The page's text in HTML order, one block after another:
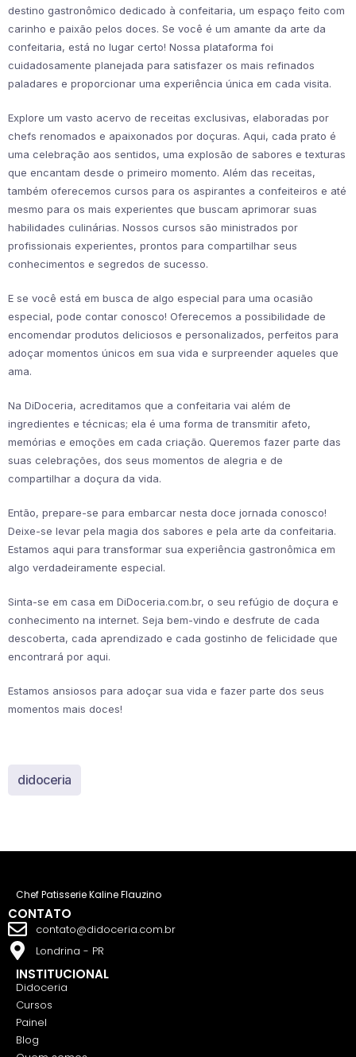
destino gastronômico dedicado à confeitaria, um espaço feito com
carinho e paixão pelos doces. Se você é um amante da arte da
confeitaria, está no lugar certo! Nossa plataforma foi
cuidadosamente planejada para satisfazer os mais refinados
paladares e proporcionar uma experiência única em cada visita.
Explore um vasto acervo de receitas exclusivas, elaboradas por
chefs renomados e apaixonados por doçuras. Aqui, cada prato é
uma celebração aos sentidos, uma explosão de sabores e texturas
que encantam desde o primeiro momento. Além das receitas,
também oferecemos cursos para os aspirantes a confeiteiros e até
mesmo para os mais experientes que buscam aprimorar suas
habilidades culinárias. Nossos cursos são ministrados por
profissionais experientes, prontos para compartilhar seus
conhecimentos e segredos de sucesso.
E se você está em busca de algo especial para uma ocasião
especial, pode contar conosco! Oferecemos a possibilidade de
encomendar produtos deliciosos e personalizados, perfeitos para
adoçar momentos únicos em sua vida e surpreender aqueles que
ama.
Na DiDoceria, acreditamos que a confeitaria vai além de
ingredientes e técnicas; ela é uma forma de transmitir afeto,
memórias e emoções em cada criação. Queremos fazer parte das
suas celebrações, dos seus momentos de alegria e de
compartilhar a doçura da vida.
Então, prepare-se para embarcar nesta doce jornada conosco!
Deixe-se levar pela magia dos sabores e pela arte da confeitaria.
Estamos aqui para transformar sua experiência gastronômica em
algo verdadeiramente especial.
Sinta-se em casa em DiDoceria.com.br, o seu refúgio de doçura e
conhecimento na internet. Seja bem-vindo e desfrute de cada
descoberta, cada aprendizado e cada gostinho de felicidade que
encontrará por aqui.
Estamos ansiosos para adoçar sua vida e fazer parte dos seus
momentos mais doces!
didoceria
Chef Patisserie Kaline Flauzino
CONTATO
contato@didoceria.com.br
Londrina - PR
INSTITUCIONAL
Didoceria
Cursos
Painel
Blog